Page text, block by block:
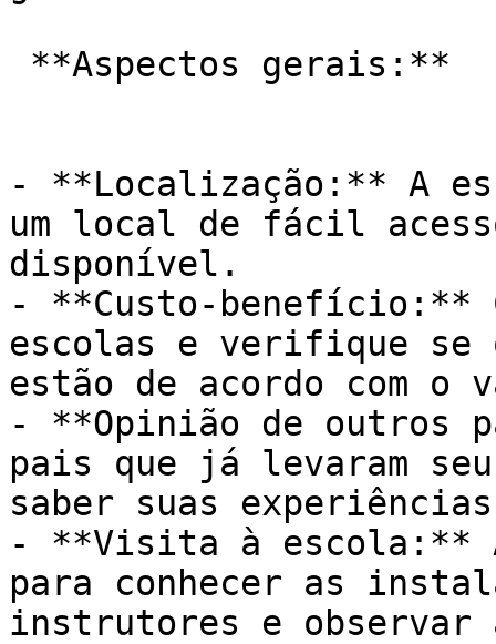
- **Localização:** A
um local de fácil
disponível.
- **Custo-benefício:**
escolas e verifique se
estão de acordo com o
- **Opinião de outros
pais que já levaram
saber suas
- **Visita à escola:**
para conhecer as
instrutores e observar